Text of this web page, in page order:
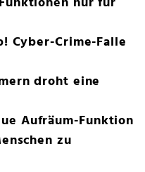
Cyber-Crime-Falle
droht eine
Aufräum-Funktion
zu